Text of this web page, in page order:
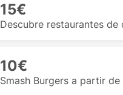
15€
Descubre restaurantes
10€
Smash Burgers a partir